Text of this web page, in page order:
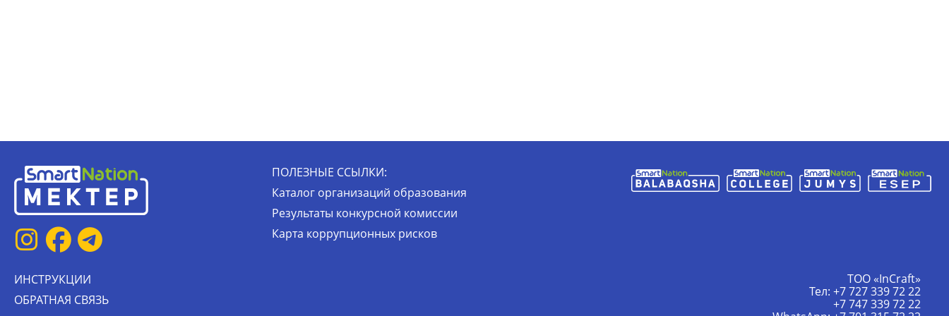
ИНСТРУКЦИИ
ОБРАТНАЯ СВЯЗЬ
ПОЛЕЗНЫЕ ССЫЛКИ:
Каталог организаций образования
Результаты конкурсной комиссии
Карта коррупционных рисков
ТОО «InCraft»
Тел: +7 727 339 72 22
+7 747 339 72 22